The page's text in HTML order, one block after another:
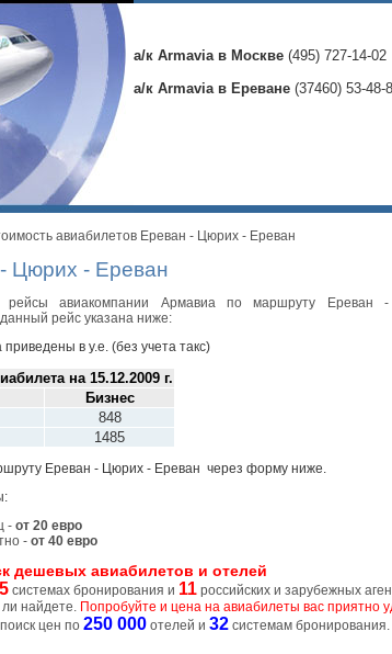
а/к Armavia в Москве (495) 727-14-02
а/к Armavia в Ереване (37460) 53-48-
авиабилетов Ереван - Цюрих - Ереван
Цюрих - Ереван
рейсы авиакомпании Армавиа по маршруту
рейс указана ниже:
в у.е. (без учета такс)
на15.12.2009 г.
Бизнес
848
1485
Ереван - Цюрих - Ереван через форму ниже.
- от 20 евро
- от 40 евро
дешевых авиабилетов и отелей
5системах бронирования и 11российских и зарубежных
найдете. Попробуйте и цена на авиабилеты вас приятно
цен по 250 000отелей и 32системам бронирования.